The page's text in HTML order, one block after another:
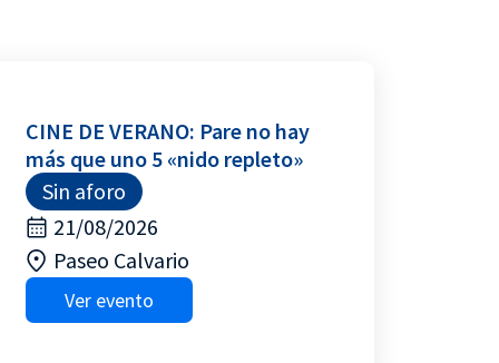
CINE DE VERANO: Pare no hay
más que uno 5 «nido repleto»
Sin aforo
21/08/2026
Paseo Calvario
Ver evento